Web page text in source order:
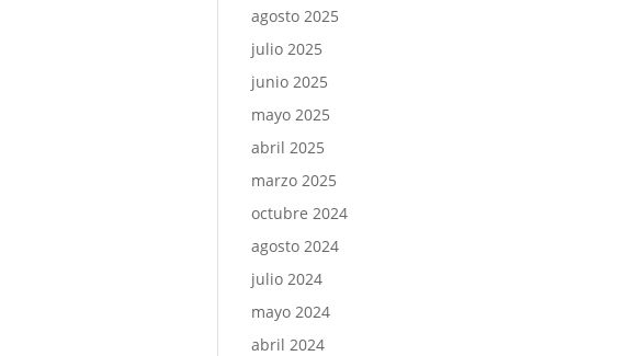
agosto 2025
julio 2025
junio 2025
mayo 2025
abril 2025
marzo 2025
octubre 2024
agosto 2024
julio 2024
mayo 2024
abril 2024